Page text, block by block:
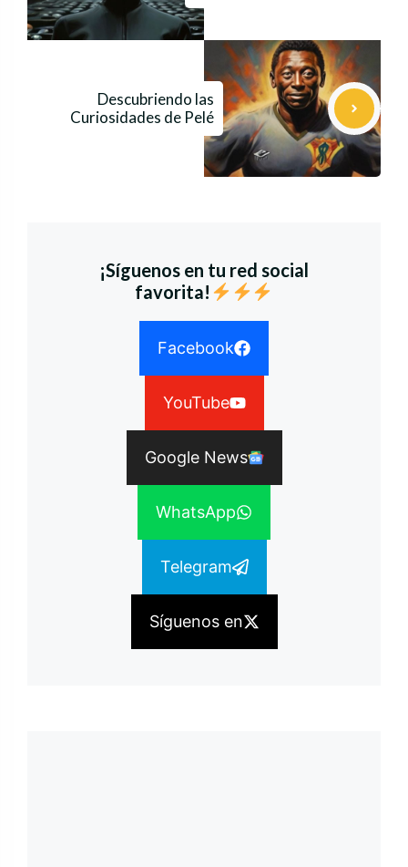
Descubriendo las
Curiosidades de Pelé
¡Síguenos en tu red social
favorita!
Facebook
YouTube
Google News
WhatsApp
Telegram
Síguenos en